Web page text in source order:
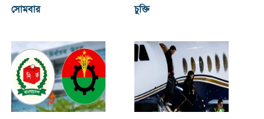
সোমবার
চুক্তি